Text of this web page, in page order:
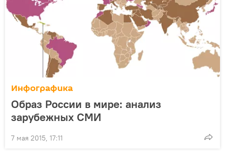
Инфографика
Образ России в мире: анализ
зарубежных СМИ
7 мая 2015, 17:11